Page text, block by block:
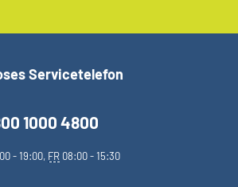
Servicetelefon
1000 4800
- 19:00, FR 08:00 - 15:30